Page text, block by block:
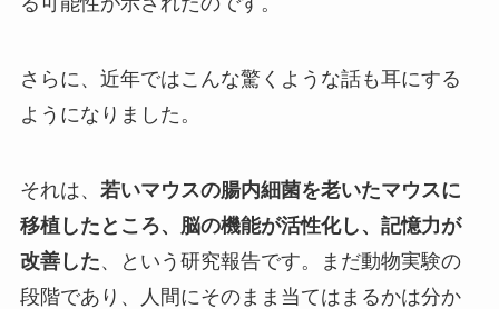
さらに、近年ではこんな驚くような話も耳にする
ようになりました。
それは、 若いマウスの腸内細菌を老いたマウスに
移植したところ、脳の機能が活性化し、記憶力が
改善した、という研究報告です。まだ動物実験の
段階であり、人間にそのまま当てはまるかは分か